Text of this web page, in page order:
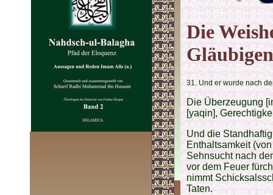
Die
31. Und er wurde nach
Die Überzeugung
[yaqin],
Und die
Enthaltsamkeit
Sehnsucht nach
vor dem Feuer
nimmt
Taten.